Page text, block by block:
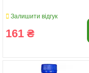
Залишити відгук
161 ₴